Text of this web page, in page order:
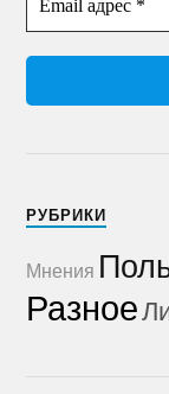
РУБРИКИ
Мнения
Разное